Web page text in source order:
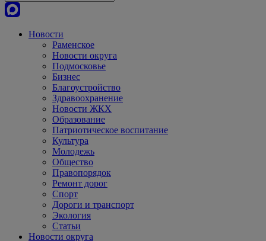
Новости
Раменское
Новости округа
Подмосковье
Бизнес
Благоустройство
Здравоохранение
Новости ЖКХ
Образование
Патриотическое воспитание
Культура
Молодежь
Общество
Правопорядок
Ремонт дорог
Спорт
Дороги и транспорт
Экология
Статьи
Новости округа